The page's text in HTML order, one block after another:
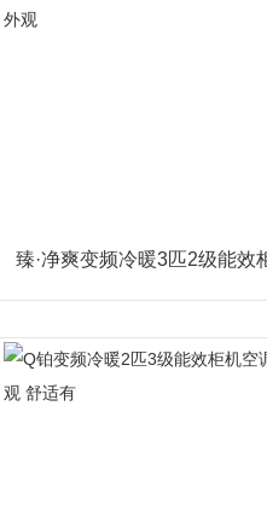
臻·净爽变频冷暖3匹2级能效